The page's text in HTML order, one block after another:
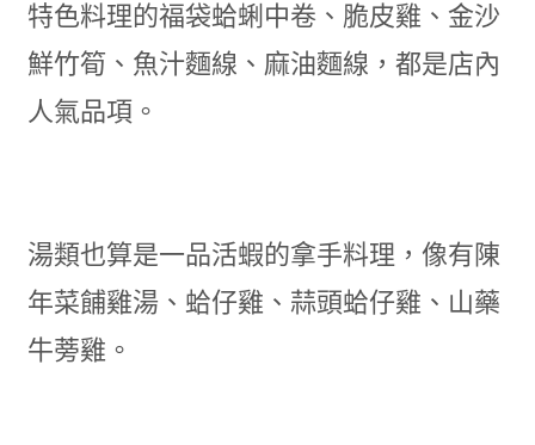
特色料理的福袋蛤蜊中卷 、 脆皮雞 、 金沙
鮮竹筍 、 魚汁麵線 、 麻油麵線 ， 都是店內
人氣品項。
湯類也算是一品活蝦的拿手料理 ， 像有陳
年菜餔雞湯、 蛤仔雞 、 蒜頭蛤仔雞 、 山藥
牛蒡雞。